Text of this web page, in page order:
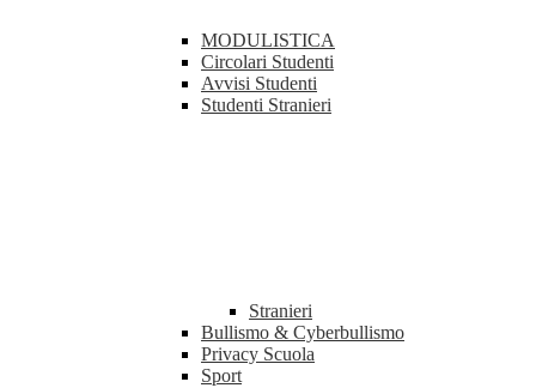
MODULISTICA
Circolari Studenti
Avvisi Studenti
Studenti Stranieri
Stranieri
Bullismo & Cyberbullismo
Privacy Scuola
Sport